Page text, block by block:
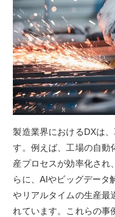
製造業界におけるDXは
す。例えば、工場の自動
産プロセスが効率化され
らに、AIやビッグデータ
やリアルタイムの生産最
れています。これらの事